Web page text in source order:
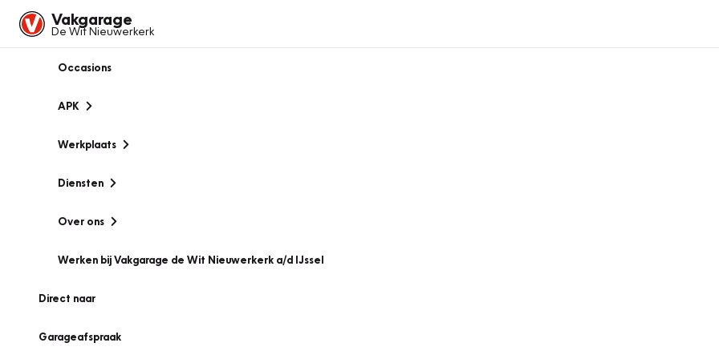
Vakgarage
De Wit Nieuwerkerk
Occasions
APK
Werkplaats
Diensten
Over ons
Werken bij Vakgarage de Wit Nieuwerkerk a/d IJssel
Direct naar
Garageafspraak